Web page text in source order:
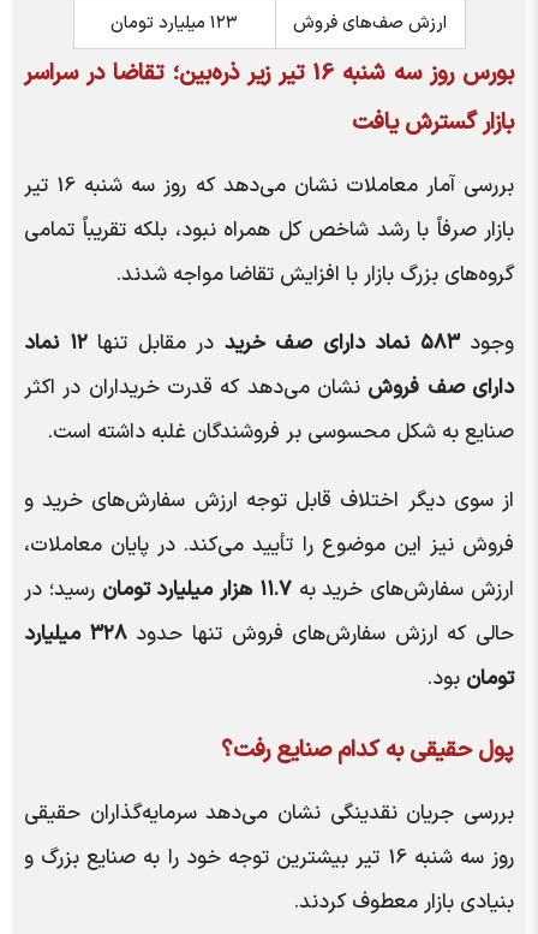
ارزش صف‌های فروش
۱۲۳ میلیارد تومان
بورس روز سه شنبه 16 تیر زیر ذره‌بین؛ تقاضا در سراسر
بازار گسترش یافت
بررسی آمار معاملات نشان می‌دهد که روز سه شنبه 16 تیر
بازار صرفاً با رشد شاخص کل همراه نبود، بلکه تقریباً تمامی
گروه‌های بزرگ بازار با افزایش تقاضا مواجه شدند.
وجود۵۸۳ نماد دارای صف خرید در مقابل تنها
۱۲ نماد
دارای صف فروش نشان می‌دهد که قدرت خریداران در اکثر
صنایع به شکل محسوسی بر فروشندگان غلبه داشته است.
از سوی دیگر اختلاف قابل توجه ارزش سفارش‌های خرید و
فروش نیز این موضوع را تأیید می‌کند. در پایان معاملات،
ارزش سفارش‌های خرید به۱۱.۷ هزار میلیارد تومان
رسید؛ در
حالی که ارزش سفارش‌های فروش تنها حدود
۳۲۸ میلیارد
تومان بود.
پول حقیقی به کدام صنایع رفت؟
بررسی جریان نقدینگی نشان می‌دهد سرمایه‌گذاران حقیقی
روز سه شنبه 16 تیر بیشترین توجه خود را به صنایع بزرگ و
بنیادی بازار معطوف کردند.